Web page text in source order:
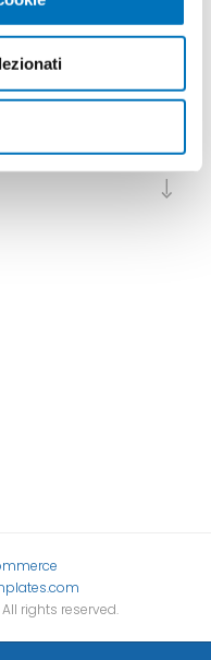
rights reserved.